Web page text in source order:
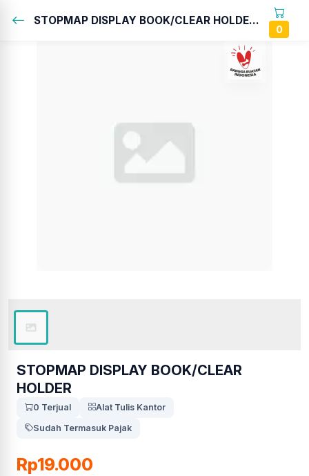
STOPMAP DISPLAY BOOK/CLEAR HOLDER...
0
STOPMAP DISPLAY BOOK/CLEAR
HOLDER
0 Terjual
Alat Tulis Kantor
Sudah Termasuk Pajak
Rp19.000